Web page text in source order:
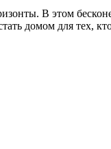
В этом
домом для тех,